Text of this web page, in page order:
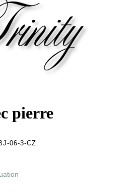
pierre
06-3-CZ